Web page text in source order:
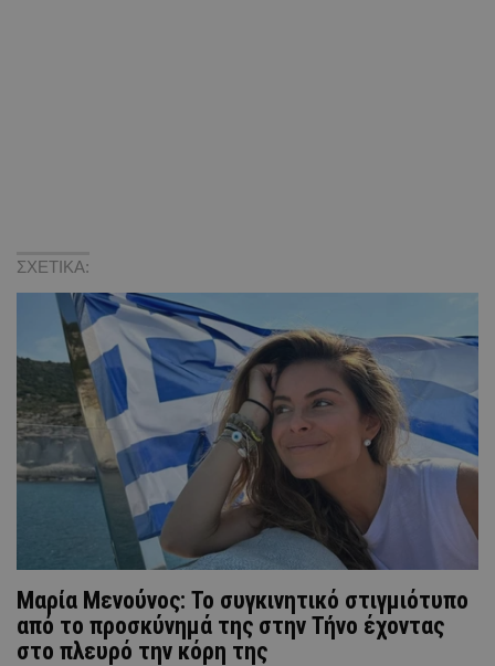
ΣΧΕΤΙΚΑ:
Μαρία Μενούνος: Το συγκινητικό στιγμιότυπο
από το προσκύνημά της στην Τήνο έχοντας
στο πλευρό την κόρη της